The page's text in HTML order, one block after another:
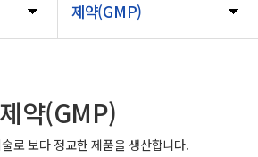
제약(GMP)
제약(GMP)
로 보다 정교한 제품을 생산합니다.